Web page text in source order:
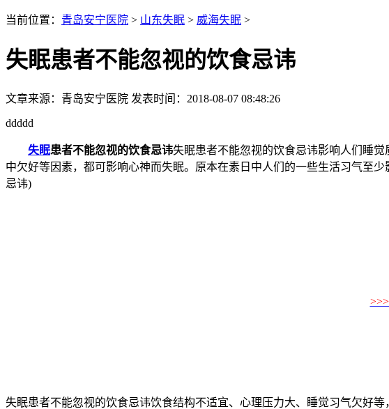
当前位置： 青岛安宁医院 > 山东失眠 > 威海失眠 >
失眠患者不能忽视的饮食忌讳
文章来源： 青岛安宁医院 发表时间：2018-08-07 08:48:26
ddddd
失眠患者不能忽视的饮食忌讳失眠患者不能忽视的饮食忌讳影响人们睡
中欠好等因素，都可影响心神而失眠。原本在素日中人们的一些生活习气至
忌讳)
失眠患者不能忽视的饮食忌讳饮食结构不适宜、心理压力大、睡觉习气欠好